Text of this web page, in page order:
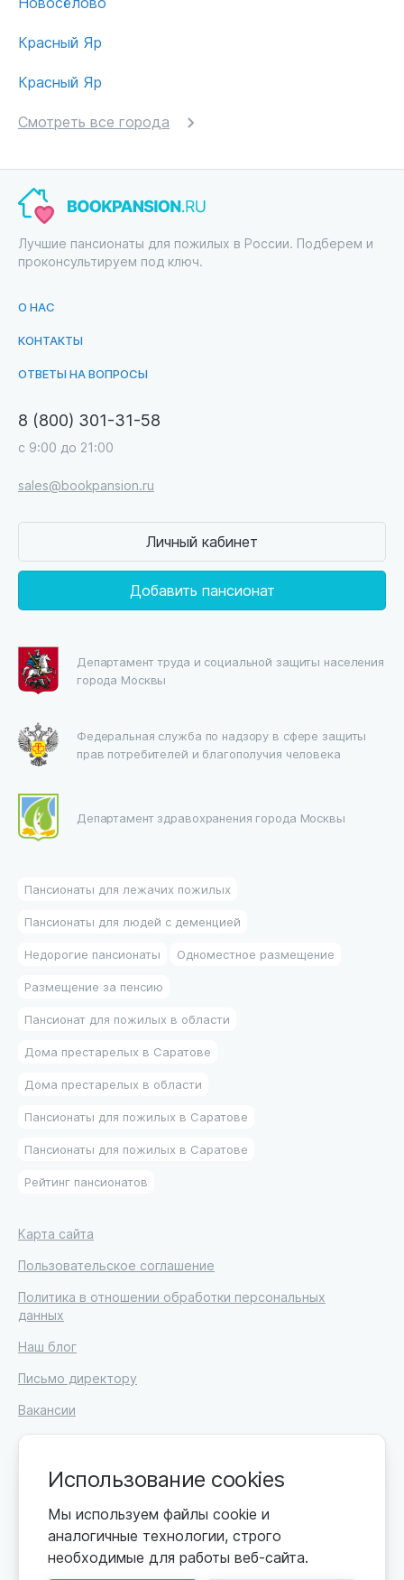
Красный Яр
Красный Яр
Смотреть все города
Лучшие пансионаты для пожилых в России. Подберем и
проконсультируем под ключ.
О НАС
КОНТАКТЫ
ОТВЕТЫ НА ВОПРОСЫ
8 (800) 301-31-58
с 9:00 до 21:00
sales@bookpansion.ru
Личный кабинет
Добавить пансионат
Департамент труда и социальной защиты населения
города Москвы
Федеральная служба по надзору в сфере защиты
прав потребителей и благополучия человека
Департамент здравохранения города Москвы
Пансионаты для лежачих пожилых
Пансионаты для людей с деменцией
Недорогие пансионаты Одноместное размещение
Размещение за пенсию
Пансионат для пожилых в области
Дома престарелых в Саратове
Дома престарелых в области
Пансионаты для пожилых в Саратове
Пансионаты для пожилых в Саратове
Рейтинг пансионатов
Карта сайта
Пользовательское соглашение
Политика в отношении обработки персональных
данных
Наш блог
Письмо директору
Вакансии
Цены обновляются по мере поступления новой
Использование cookies
Мы используем файлы cookie и
аналогичные технологии, строго
необходимые для работы веб-сайта.